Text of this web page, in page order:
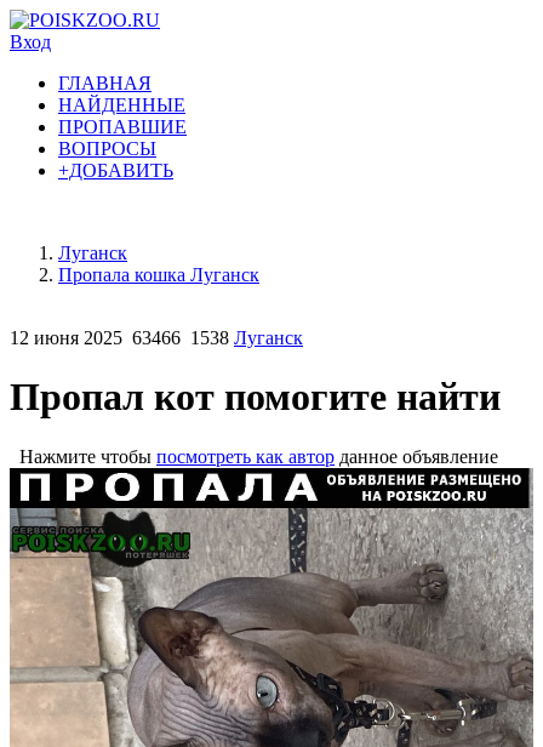
Вход
ГЛАВНАЯ
НАЙДЕННЫЕ
ПРОПАВШИЕ
ВОПРОСЫ
+ДОБАВИТЬ
Луганск
Пропала кошка Луганск
12 июня 2025 63466 1538 Луганск
Пропал кот помогите найти
Нажмите чтобы посмотреть как автор данное объявление